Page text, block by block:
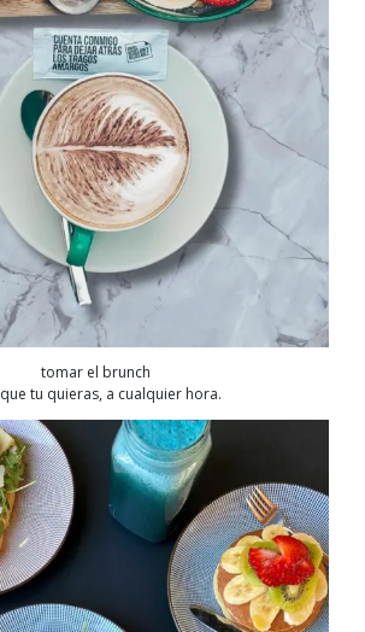
tomar el brunch
tu quieras, a cualquier hora.